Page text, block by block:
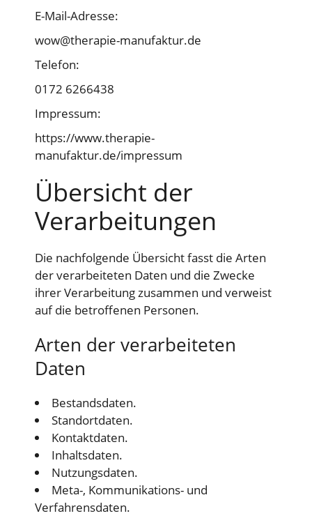
E-Mail-Adresse:
wow@therapie-manufaktur.de
Telefon:
0172 6266438
Impressum:
https://www.therapie-
manufaktur.de/impressum
Übersicht der
Verarbeitungen
Die nachfolgende Übersicht fasst die Arten
der verarbeiteten Daten und die Zwecke
ihrer Verarbeitung zusammen und verweist
auf die betroffenen Personen.
Arten der verarbeiteten
Daten
Bestandsdaten.
Standortdaten.
Kontaktdaten.
Inhaltsdaten.
Nutzungsdaten.
Meta-, Kommunikations- und
Verfahrensdaten.